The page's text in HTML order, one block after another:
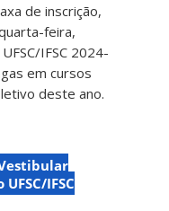
de inscrição,
feira,
IFSC 2024-
em cursos
deste ano.
IFSC